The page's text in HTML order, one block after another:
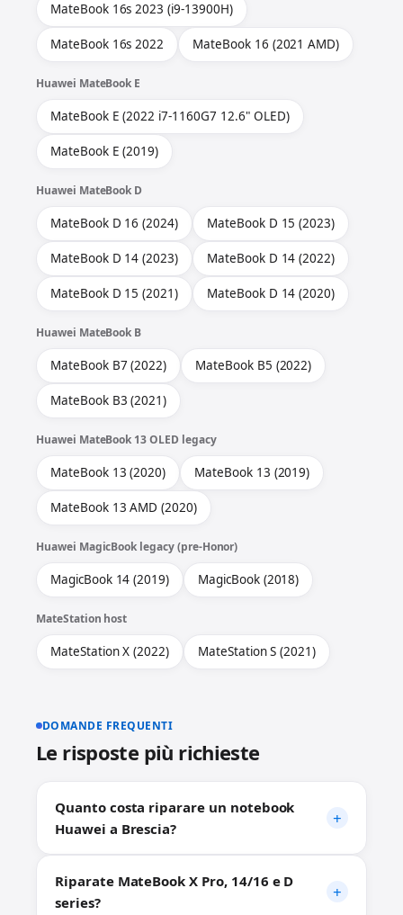
MateBook 16s 2023 (i9-13900H)
MateBook 16s 2022 MateBook 16 (2021 AMD)
Huawei MateBook E
MateBook E (2022 i7-1160G7 12.6" OLED)
MateBook E (2019)
Huawei MateBook D
MateBook D 16 (2024) MateBook D 15 (2023)
MateBook D 14 (2023) MateBook D 14 (2022)
MateBook D 15 (2021) MateBook D 14 (2020)
Huawei MateBook B
MateBook B7 (2022) MateBook B5 (2022)
MateBook B3 (2021)
Huawei MateBook 13 OLED legacy
MateBook 13 (2020) MateBook 13 (2019)
MateBook 13 AMD (2020)
Huawei MagicBook legacy (pre-Honor)
MagicBook 14 (2019) MagicBook (2018)
MateStation host
MateStation X (2022) MateStation S (2021)
DOMANDE FREQUENTI
Le risposte più richieste
Quanto costa riparare un notebook
Huawei a Brescia?
Riparate MateBook X Pro, 14/16 e D
series?